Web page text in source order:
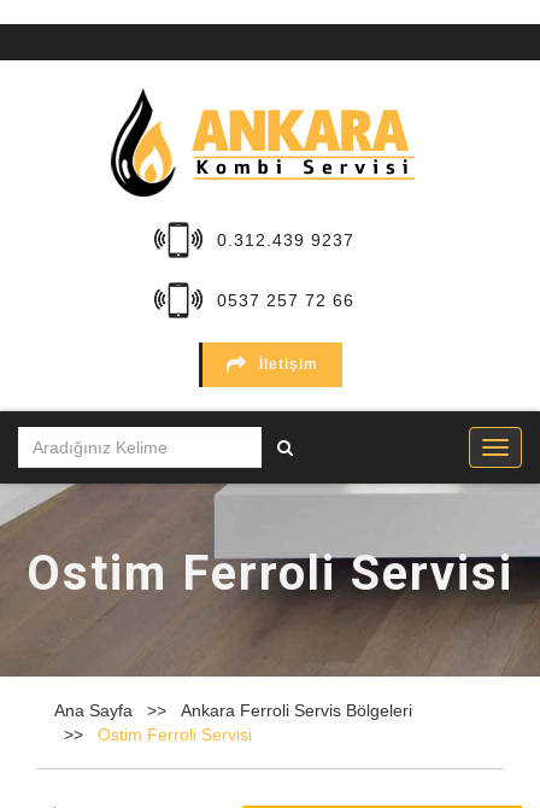
0.312.439 9237
0537 257 72 66
İletişim
KURUMSAL
Ostim Ferroli Servisi
Ana Sayfa
Ankara Ferroli Servis Bölgeleri
Ostim Ferroli Servisi